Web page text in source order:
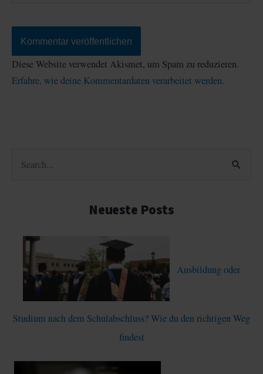
Diese Website verwendet Akismet, um Spam zu reduzieren.
Erfahre, wie deine Kommentardaten verarbeitet werden.
Neueste Posts
Ausbildung oder
Studium nach dem Schulabschluss? Wie du den richtigen Weg
findest